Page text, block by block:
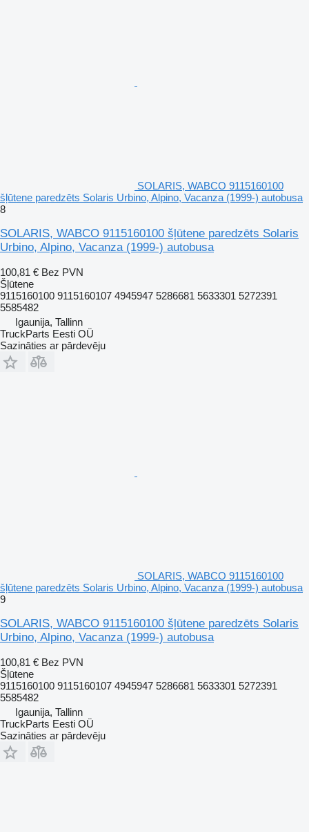
SOLARIS, WABCO 9115160100
šļūtene paredzēts Solaris Urbino, Alpino, Vacanza (1999-) autobusa
8
SOLARIS, WABCO 9115160100 šļūtene paredzēts Solaris
Urbino, Alpino, Vacanza (1999-) autobusa
100,81 € Bez PVN
Šļūtene
9115160100 9115160107 4945947 5286681 5633301 5272391
5585482
Igaunija, Tallinn
TruckParts Eesti OÜ
Sazināties ar pārdevēju
SOLARIS, WABCO 9115160100
šļūtene paredzēts Solaris Urbino, Alpino, Vacanza (1999-) autobusa
9
SOLARIS, WABCO 9115160100 šļūtene paredzēts Solaris
Urbino, Alpino, Vacanza (1999-) autobusa
100,81 € Bez PVN
Šļūtene
9115160100 9115160107 4945947 5286681 5633301 5272391
5585482
Igaunija, Tallinn
TruckParts Eesti OÜ
Sazināties ar pārdevēju